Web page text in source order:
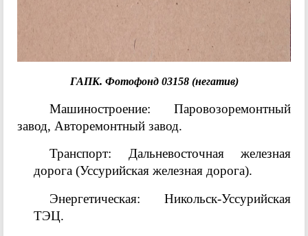
ГАПК. Фотофонд 03158 (негатив)
Машиностроение: Паровозоремонтный
завод, Авторемонтный завод.
Транспорт: Дальневосточная железная
дорога (Уссурийская железная дорога).
Энергетическая: Никольск-Уссурийская
ТЭЦ.